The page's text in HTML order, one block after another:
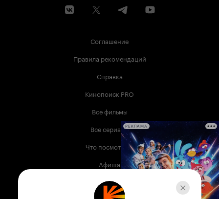
Соглашение
Правила рекомендаций
Справка
Кинопоиск PRO
Все фильмы
Все сериалы
Что посмотреть
Афиша
Музыка
РЕКЛАМА